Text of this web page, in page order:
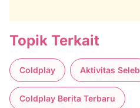
Topik Terkait
Coldplay Aktivitas Seleb
Coldplay Berita Terbaru